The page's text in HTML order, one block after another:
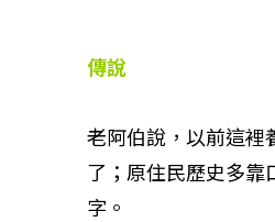
傳說
老阿伯說，以前這裡
了；原住民歷史多靠
字。